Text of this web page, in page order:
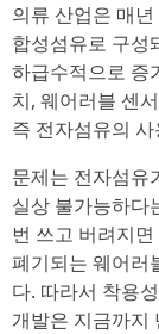
의류 산업은 매
합성섬유로 구성
하급수적으로 증
치, 웨어러블 센
즉 전자섬유의
문제는 전자섬유
실상 불가능하다
번 쓰고 버려지
폐기되는 웨어러
다. 따라서 착용
개발은 지금까지